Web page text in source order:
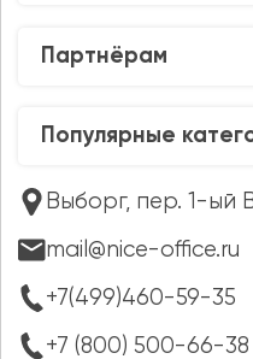
Партнёрам
Популярные
Выборг, пер. 1-ый
mail@nice-office.ru
+7(499)460-59-35
+7 (800) 500-66-38